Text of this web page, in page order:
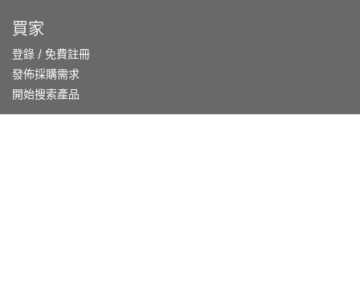
買家
登錄 / 免費註冊
發佈採購需求
開始搜索產品